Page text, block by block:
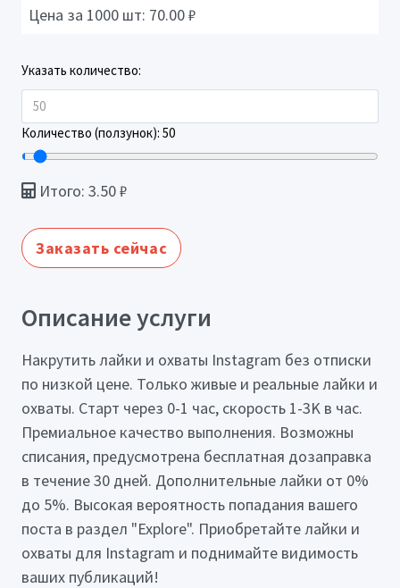
Цена за 1000 шт: 70.00₽
Указать количество:
Количество (ползунок): 50
Итого: 3.50₽
Заказать сейчас
Описание услуги
Накрутить лайки и охваты Instagram без отписки
по низкой цене. Только живые и реальные лайки и
охваты. Старт через 0-1 час, скорость 1-3K в час.
Премиальное качество выполнения. Возможны
списания, предусмотрена бесплатная дозаправка
в течение 30 дней. Дополнительные лайки от 0%
до 5%. Высокая вероятность попадания вашего
поста в раздел "Explore". Приобретайте лайки и
охваты для Instagram и поднимайте видимость
ваших публикаций!